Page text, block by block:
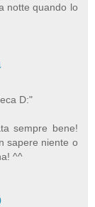
notte quando lo
D:"
sempre bene!
sapere niente o
^^